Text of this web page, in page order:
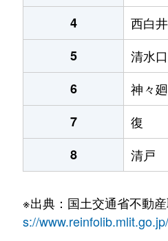
4
西白井
5
清水口
6
神々廻
7
復
8
清戸
※出典：国土交通省不動
s://www.reinfolib.mlit.go.jp/